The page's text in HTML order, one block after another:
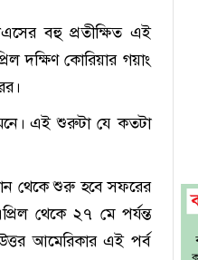
বহু প্রতীক্ষিত এই
দক্ষিণ কোরিয়ার গয়াং
এই শুরুটা যে কতটা
থেকে শুরু হবে সফরের
থেকে ২৭ মে পর্যন্ত
উত্তর আমেরিকার এই পর্ব